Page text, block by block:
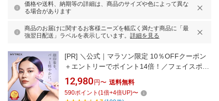
価格や送料、納期等の詳細は、商品のサイズや色によって異な
る場合があります
商品のお届けに関するお客様ニーズを幅広く満たす商品に「最
強翌日配送」ラベルを表示しています。 詳細を見る
[PR] ＼公式｜マラソン限定 10％OFFクーポン
＋エントリーでポイント14倍！／フェイスポイ
ンター ポスポス 美顔器 ペン型美顔器 MYTREX
SHAPE POINTER たるみケア マッサージガン
リフトアップ もたつき エイジングケア ほうれ
12,980 円〜 送料無料
590ポイント (1倍+4倍UP)〜